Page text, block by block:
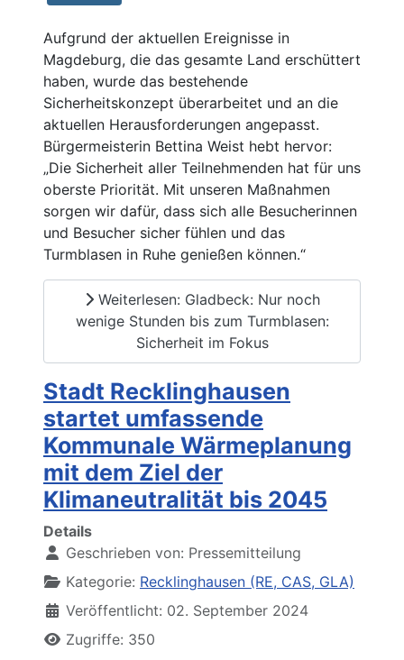
Aufgrund der aktuellen Ereignisse in
Magdeburg, die das gesamte Land erschüttert
haben, wurde das bestehende
Sicherheitskonzept überarbeitet und an die
aktuellen Herausforderungen angepasst.
Bürgermeisterin Bettina Weist hebt hervor:
„Die Sicherheit aller Teilnehmenden hat für uns
oberste Priorität. Mit unseren Maßnahmen
sorgen wir dafür, dass sich alle Besucherinnen
und Besucher sicher fühlen und das
Turmblasen in Ruhe genießen können.“
Weiterlesen: Gladbeck: Nur noch
wenige Stunden bis zum Turmblasen:
Sicherheit im Fokus
Stadt Recklinghausen
startet umfassende
Kommunale Wärmeplanung
mit dem Ziel der
Klimaneutralität bis 2045
Details
Geschrieben von: Pressemitteilung
Kategorie: Recklinghausen (RE, CAS, GLA)
Veröffentlicht: 02. September 2024
Zugriffe: 350